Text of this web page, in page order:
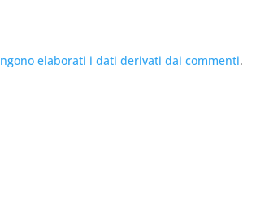
elaborati i dati derivati dai commenti.